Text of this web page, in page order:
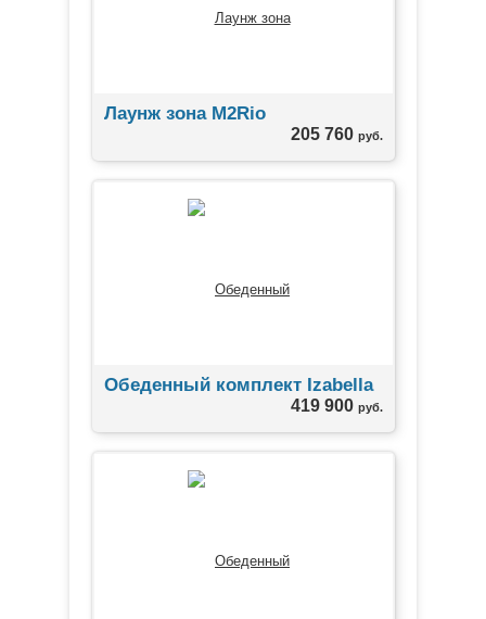
Лаунж зона M2Rio
205 760 руб.
Обеденный комплект Izabella
419 900 руб.